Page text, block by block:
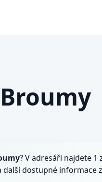
? V adresáři najdete
dostupné informace